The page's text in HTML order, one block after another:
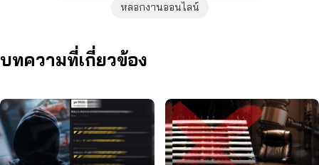
หลอกงานออนไลน์
บทความที่เกี่ยวข้อง